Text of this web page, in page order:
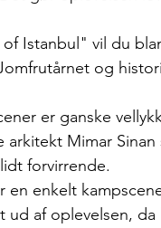
Istanbul" vil du
og
er ganske
arkitekt Mimar
forvirrende.
en enkelt
ud af oplevelsen,